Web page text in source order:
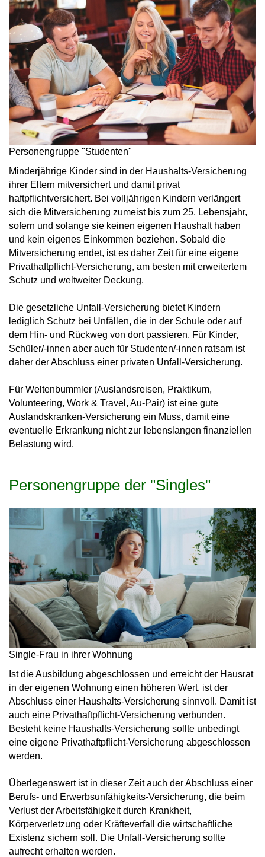
Personengruppe "Studenten"
Minderjährige Kinder sind in der Haushalts-Versicherung
ihrer Eltern mitversichert und damit privat
haftpflichtversichert. Bei volljährigen Kindern verlängert
sich die Mitversicherung zumeist bis zum 25. Lebensjahr,
sofern und solange sie keinen eigenen Haushalt haben
und kein eigenes Einkommen beziehen. Sobald die
Mitversicherung endet, ist es daher Zeit für eine eigene
Privathaftpflicht-Versicherung, am besten mit erweitertem
Schutz und weltweiter Deckung.
Die gesetzliche Unfall-Versicherung bietet Kindern
lediglich Schutz bei Unfällen, die in der Schule oder auf
dem Hin- und Rückweg von dort passieren. Für Kinder,
Schüler/-innen aber auch für Studenten/-innen ratsam ist
daher der Abschluss einer privaten Unfall-Versicherung.
Für Weltenbummler (Auslandsreisen, Praktikum,
Volunteering, Work & Travel, Au-Pair) ist eine gute
Auslandskranken-Versicherung ein Muss, damit eine
eventuelle Erkrankung nicht zur lebenslangen finanziellen
Belastung wird.
Personengruppe der "Singles"
Single-Frau in ihrer Wohnung
Ist die Ausbildung abgeschlossen und erreicht der Hausrat
in der eigenen Wohnung einen höheren Wert, ist der
Abschluss einer Haushalts-Versicherung sinnvoll. Damit ist
auch eine Privathaftpflicht-Versicherung verbunden.
Besteht keine Haushalts-Versicherung sollte unbedingt
eine eigene Privathaftpflicht-Versicherung abgeschlossen
werden.
Überlegenswert ist in dieser Zeit auch der Abschluss einer
Berufs- und Erwerbsunfähigkeits-Versicherung, die beim
Verlust der Arbeitsfähigkeit durch Krankheit,
Körperverletzung oder Kräfteverfall die wirtschaftliche
Existenz sichern soll. Die Unfall-Versicherung sollte
aufrecht erhalten werden.